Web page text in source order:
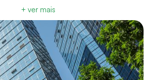
+ ver mais